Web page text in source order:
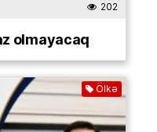
202
olmayacaq
Ölkə